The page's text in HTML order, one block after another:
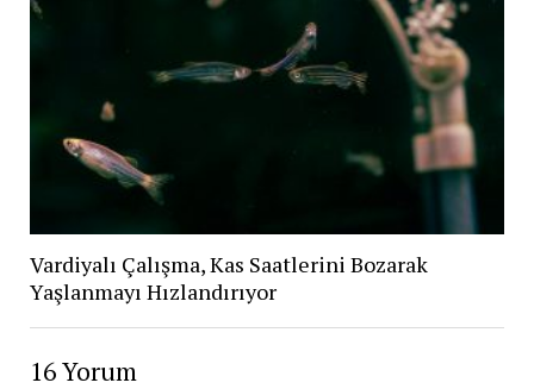
Vardiyalı Çalışma, Kas Saatlerini Bozarak
Yaşlanmayı Hızlandırıyor
16 Yorum